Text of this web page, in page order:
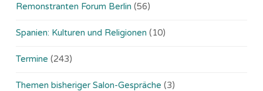
Remonstranten Forum Berlin (56)
Spanien: Kulturen und Religionen (10)
Termine (243)
Themen bisheriger Salon-Gespräche (3)